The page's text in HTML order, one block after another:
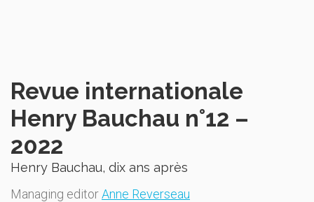
Revue internationale
Henry Bauchau n°12 –
2022
Henry Bauchau, dix ans après
Managing editorAnne Reverseau